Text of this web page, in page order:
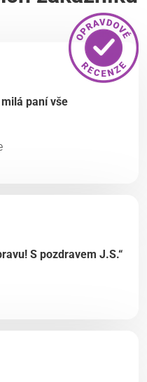
paní vše
S pozdravem J.S.“